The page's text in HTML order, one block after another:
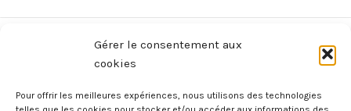
Gérer le consentement aux
cookies
Pour offrir les meilleures expériences, nous utilisons des technologies
Avant de nous écrire, n’hésitez pas à consulter notre FAQ, celle-ci est
réponse à votre question !